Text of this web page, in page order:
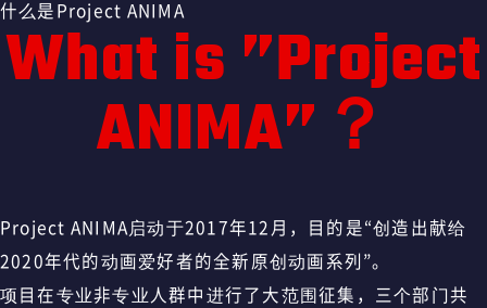
什么是Project ANIMA
What is ”Project
ANIMA”？
Project ANIMA启动于2017年12月，目的是“创造出献给
2020年代的动画爱好者的全新原创动画系列”。
项目在专业非专业人群中进行了大范围征集，三个部门共